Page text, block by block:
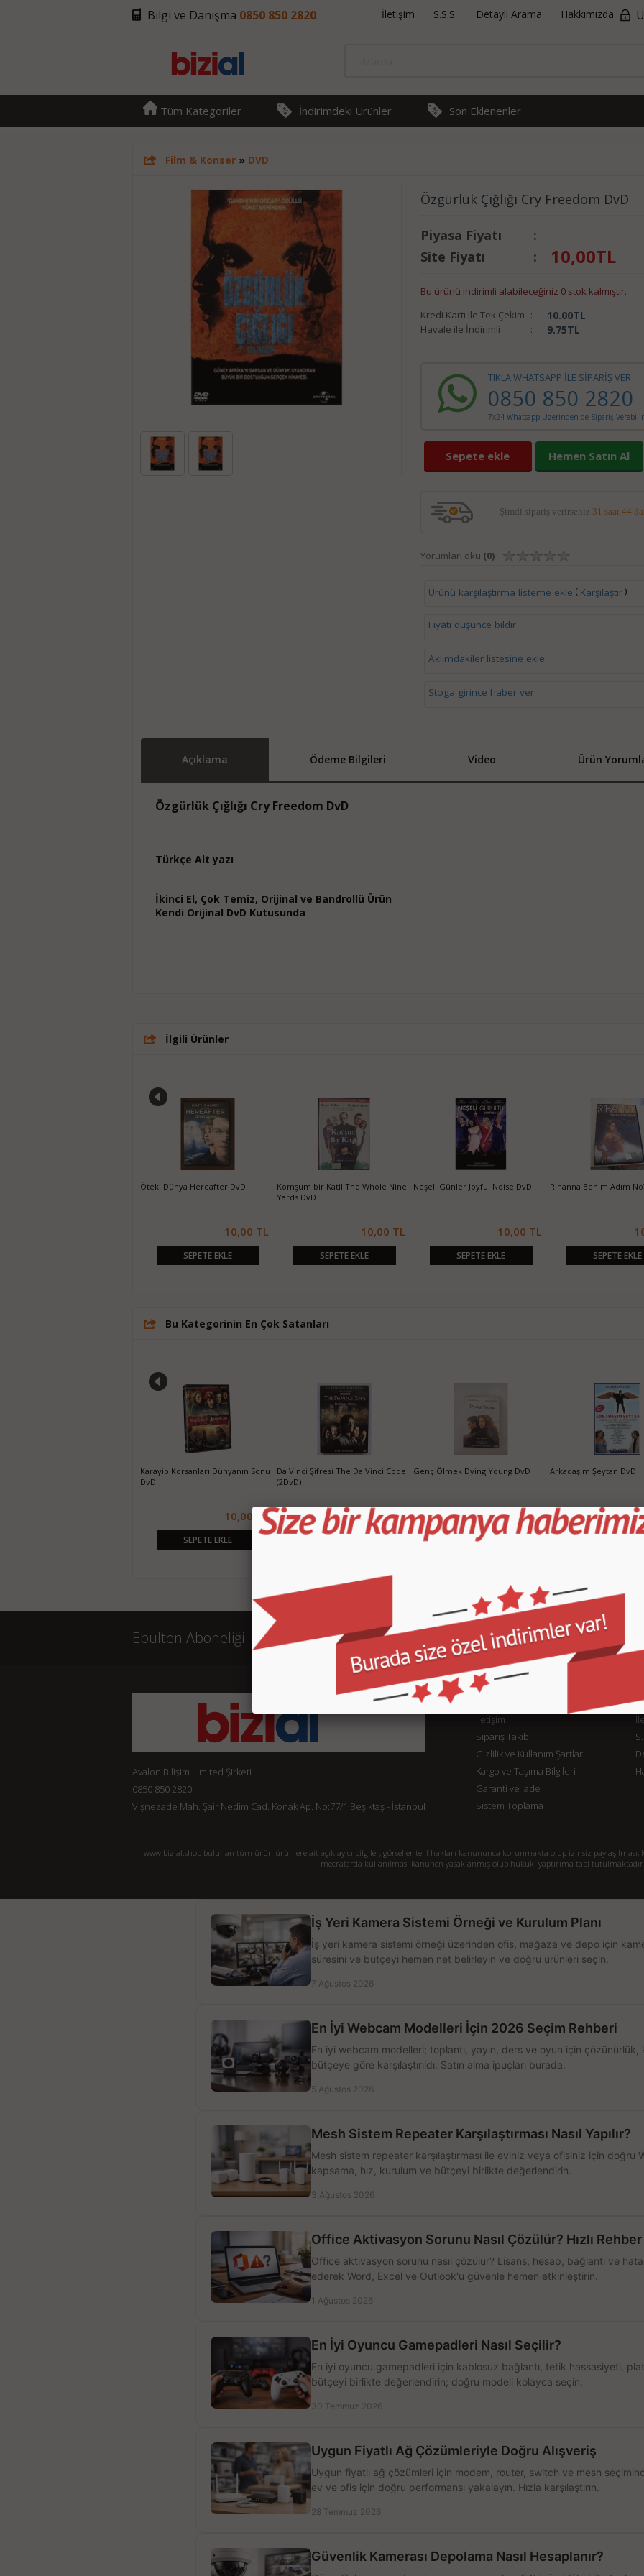
Bilgi ve Danışma 0850 850 2820 İletişim S.S.S. Detaylı Arama Hakkımızda
Tüm Kategoriler İndirimdeki Ürünler Son Eklenenler
Film & Konser» DVD
Özgürlük Çığlığı Cry Freedom DvD
Piyasa Fiyatı
:
Site Fiyatı
: 10,00TL
Bu ürünü indirimli alabileceğiniz 0 stok kalmıştır.
Kredi Kartı ile Tek Çekim : 10.00TL
Havale ile İndirimli : 9.75TL
TIKLA WHATSAPP İLE SİPARİŞ VER
0850 850 2820
7x24 Whatsapp Üzerinden de Sipariş
Sepete ekle Hemen Satın Al
Şimdi sipariş verirseniz 31 saat 44
Yorumları oku (0)
Ürünü karşılaştırma listeme ekle ( Karşılaştır)
Fiyatı düşünce bildir
Aklımdakiler listesine ekle
Stoga girince haber ver
Açıklama Ödeme Bilgileri Video Ürün
Özgürlük Çığlığı Cry Freedom DvD
Türkçe Alt yazı
İkinci El, Çok Temiz, Orijinal ve Bandrollü Ürün
Kendi Orijinal DvD Kutusunda
İlgili Ürünler
Öteki Dünya Hereafter DvD
10,00 TL
SEPETE EKLE
Komşum bir Katil The Whole Nine
Yards DvD
10,00 TL
SEPETE EKLE
Neşeli Günler Joyful Noise DvD
10,00 TL
SEPETE EKLE
Rihanna Benim Adım
SEPETE EKLE
Bu Kategorinin En Çok Satanları
Karayip Korsanları Dünyanın Sonu
DvD
10,00 TL
SEPETE EKLE
Da Vinci Şifresi The Da Vinci Code
(2DvD)
10,00 TL
Genç Ölmek Dying Young DvD
10,00 TL
SEPETE EKLE
Arkadaşım Şeytan DvD
Ebülten Aboneliği
Avalon Bilişim Limited Şirketi
0850 850 2820
Vişnezade Mah. Şair Nedim Cad. Konak Ap. No:77/1 Beşiktaş - İstanbul
İletişim
Sipariş Takibi
Gizlilik ve Kullanım Şartları
Kargo ve Taşıma Bilgileri
Garanti ve İade
Sistem Toplama
www.bizial.shop bulunan tüm ürün ürünlere ait açıklayıcı bilgiler, görseller telif hakları kanununca korunmakta olup izinsiz paylaşılması,
mecralarda kullanılması kanunen yasaklanmış olup hukuki yaptırıma tabi tutulmaktadır.
İş Yeri Kamera Sistemi Örneği ve Kurulum Planı
İş yeri kamera sistemi örneği üzerinden ofis, mağaza ve depo için
süresini ve bütçeyi hemen net belirleyin ve doğru ürünleri seçin.
7 Ağustos 2026
En İyi Webcam Modelleri İçin 2026 Seçim Rehberi
En iyi webcam modelleri; toplantı, yayın, ders ve oyun için çözünürlük,
bütçeye göre karşılaştırıldı. Satın alma ipuçları burada.
5 Ağustos 2026
Mesh Sistem Repeater Karşılaştırması Nasıl Yapılır?
Mesh sistem repeater karşılaştırması ile eviniz veya ofisiniz için doğru
kapsama, hız, kurulum ve bütçeyi birlikte değerlendirin.
3 Ağustos 2026
Office Aktivasyon Sorunu Nasıl Çözülür? Hızlı Rehber
Office aktivasyon sorunu nasıl çözülür? Lisans, hesap, bağlantı ve hata
ederek Word, Excel ve Outlook'u güvenle hemen etkinleştirin.
1 Ağustos 2026
En İyi Oyuncu Gamepadleri Nasıl Seçilir?
En iyi oyuncu gamepadleri için kablosuz bağlantı, tetik hassasiyeti,
bütçeyi birlikte değerlendirin; doğru modeli kolayca seçin.
30 Temmuz 2026
Uygun Fiyatlı Ağ Çözümleriyle Doğru Alışveriş
Uygun fiyatlı ağ çözümleri için modem, router, switch ve mesh
ev ve ofis için doğru performansı yakalayın. Hızla karşılaştırın.
28 Temmuz 2026
Güvenlik Kamerası Depolama Nasıl Hesaplanır?